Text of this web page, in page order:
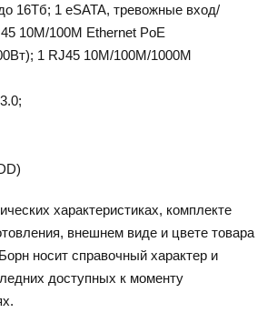
16Тб; 1 eSATA, тревожные вход/
10M/100M Ethernet PoE
1 RJ45 10M/100M/1000M
характеристиках, комплекте
внешнем виде и цвете товара
носит справочный характер и
доступных к моменту